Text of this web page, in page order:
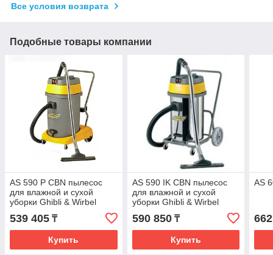
Все условия возврата
Подобные товары компании
AS 590 P CBN пылесос
для влажной и сухой
уборки Ghibli & Wirbel
539 405 ₸
Купить
AS 590 IK CBN пылесос
для влажной и сухой
уборки Ghibli & Wirbel
590 850₸
Купить
AS